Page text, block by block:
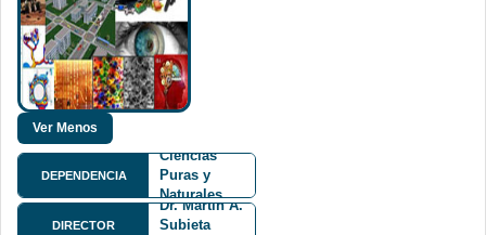
DEPENDENCIA
Ciencias
Puras y
Naturales
FCPN
DIRECTOR
Dr. Martín A.
Subieta